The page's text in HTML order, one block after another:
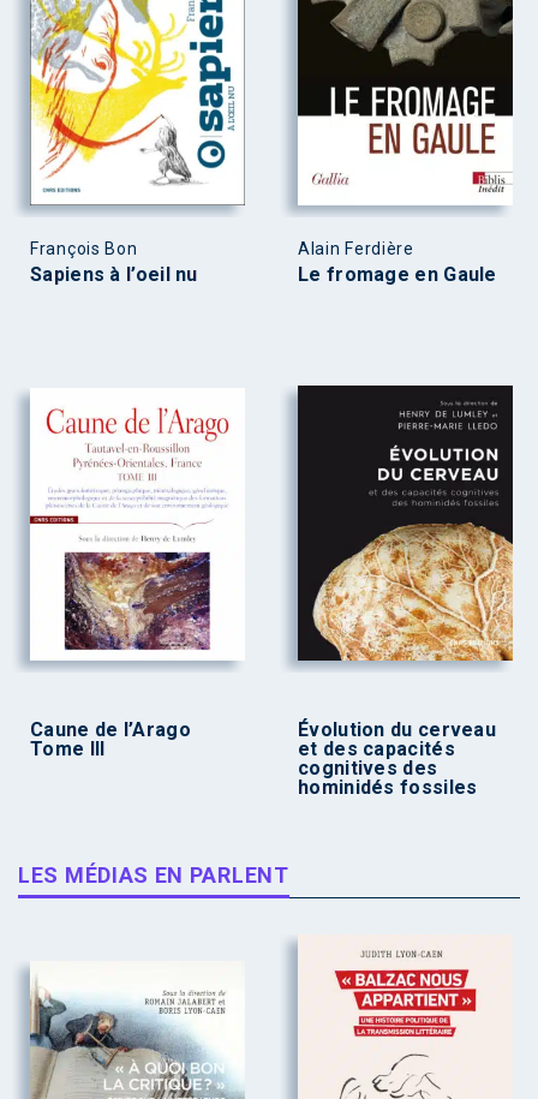
François Bon
Sapiens à l’oeil nu
Alain Ferdière
Le fromage en Gaule
Caune de l’Arago
Tome III
Évolution du cerveau
et des capacités
cognitives des
hominidés fossiles
LES MÉDIAS EN PARLENT